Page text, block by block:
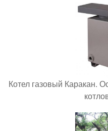
Котел газовый Каракан.